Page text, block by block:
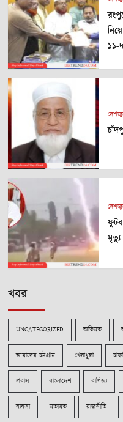
১১-
মৃত্যু
খবর
UNCATEGORIZED অভিমত
আমাদের চট্টগ্রাম খেলাধুলা
প্রবাস বাংলাদেশ বাণিজ্য
ব্যবসা মতামত রাজনীতি